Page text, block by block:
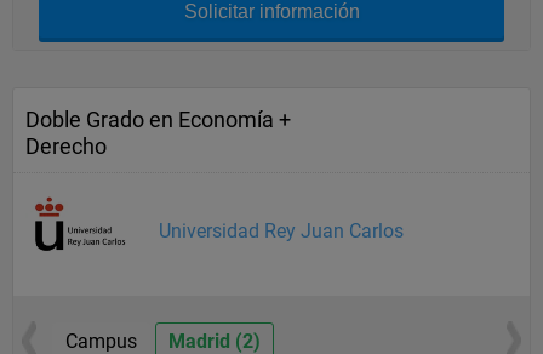
Solicitar información
Doble Grado en Economía +
Derecho
Universidad Rey Juan Carlos
Campus Madrid (2)